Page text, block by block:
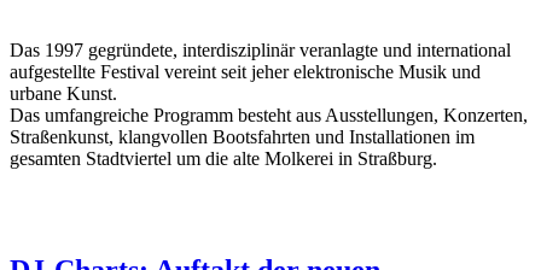
Das 1997 gegründete, interdisziplinär veranlagte und international
aufgestellte Festival vereint seit jeher elektronische Musik und
urbane Kunst.
Das umfangreiche Programm besteht aus Ausstellungen, Konzerten,
Straßenkunst, klangvollen Bootsfahrten und Installationen im
gesamten Stadtviertel um die alte Molkerei in Straßburg.